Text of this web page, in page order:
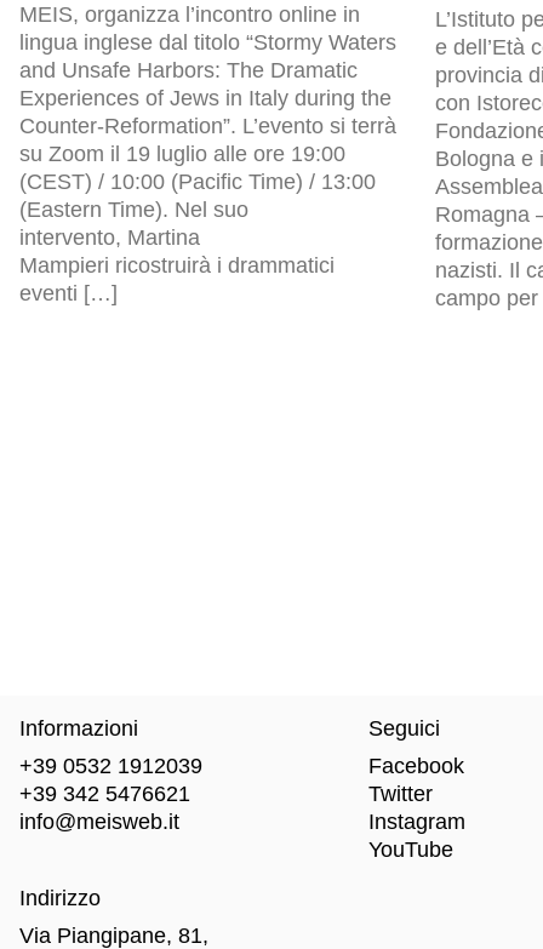
MEIS, organizza l’incontro online in
lingua inglese dal titolo “Stormy Waters
and Unsafe Harbors: The Dramatic
Experiences of Jews in Italy during the
Counter-Reformation”. L’evento si terrà
su Zoom il 19 luglio alle ore 19:00
(CEST) / 10:00 (Pacific Time) / 13:00
(Eastern Time). Nel suo
intervento, Martina
Mampieri ricostruirà i drammatici
eventi […]
L’Istituto
e dell’Età
provincia
con
Bologna e
Romagna
nazisti. Il
campo
Informazioni
+39 0532 1912039
+39 342 5476621
info@meisweb.it
Indirizzo
Via Piangipane, 81,
Seguici
Facebook
Twitter
Instagram
YouTube